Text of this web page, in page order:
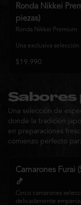
y sabor, ideal para
Ronda Nikkei
piezas)
Ronda Nikkei Premium
Una exclusiva selección
elaborados con
pensada para compartir
esencia de Matsumoto
bocado.
$19.990
Sabores
Una selección de
donde la tradición
en preparaciones
comienzo perfecto
Camarones Furai
🍤
Cinco camarones
delicadamente